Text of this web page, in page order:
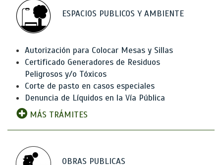
ESPACIOS PUBLICOS Y AMBIENTE
Autorización para Colocar Mesas y Sillas
Certificado Generadores de Residuos
Peligrosos y/o Tóxicos
Corte de pasto en casos especiales
Denuncia de Líquidos en la Vía Pública
MÁS TRÁMITES
OBRAS PUBLICAS